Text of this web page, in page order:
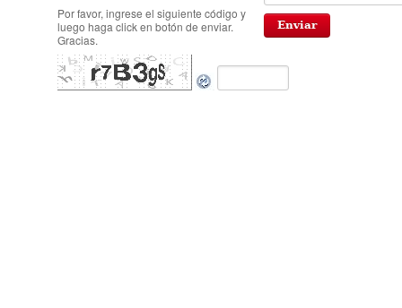
Por favor, ingrese el siguiente código y
luego haga click en botón de enviar.
Gracias.